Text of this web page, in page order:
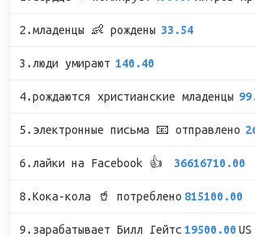
2.младенцы 👶 рождены 33.54
3.люди умирают 140.40
4.рождаются христианские младенцы
5.электронные письма 📧 отправлено
6.лайки на Facebook 👍 36616710.00
8.Кока-кола 🥤 потреблено 815100.00
9.зарабатывает Билл Гейтс 19500.00 US